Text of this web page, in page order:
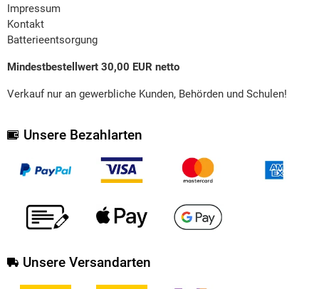
Impressum
Kontakt
Batterieentsorgung
Mindestbestellwert 30,00 EUR netto
Verkauf nur an gewerbliche Kunden, Behörden und Schulen!
Unsere Bezahlarten
Unsere Versandarten